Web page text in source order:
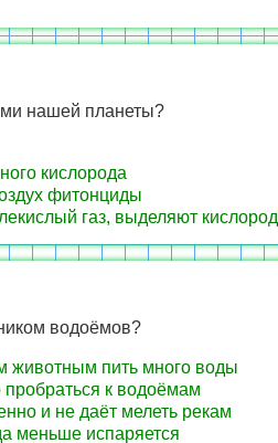
нашей планеты?
кислорода
фитонциды
газ, выделяют кислород
водоёмов?
животным пить много воды
пробраться к водоёмам
и не даёт мелеть рекам
меньше испаряется